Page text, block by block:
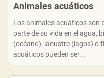
Animales acuáticos
Los animales acuáticos son
parte de su vida en el agua,
(océano), lacustre (lagos) o
acuáticos pueden ser...